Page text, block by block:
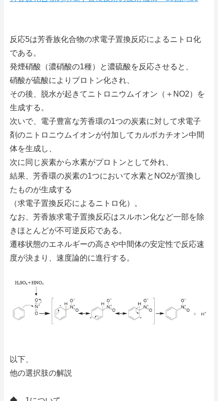
反応5は芳香族化合物の求電子置換反応によるニトロ化
である。
発煙硝酸（濃硝酸の1種）と濃硫酸を反応させると、
硝酸が硫酸によりプロトン化され、
その後、脱水が起きてニトロニウムイオン（＋NO2）を
生成する。
次いで、電子豊富な芳香環の1つの炭素に対して求電子
剤のニトロニウムイオンが付加してカルボカチオン中間
体を生成し、
次に同じ炭素から水素がプロトンとして外れ、
結果、芳香環の炭素の1つにおいて水素とNO2が置換し
たものが生成する
（求電子置換反応によるニトロ化）。
なお、芳香族求電子置換反応はスルホン化など一部を除
きほとんどが不可逆反応である。
遷移状態のエネルギーの高さや中間体の安定性で反応速
度が決まり、速度論的に進行する。
以下、
他の選択肢の解説